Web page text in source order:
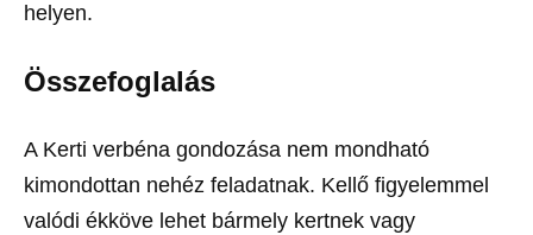
helyen.
Összefoglalás
A Kerti verbéna gondozása nem mondható
kimondottan nehéz feladatnak. Kellő figyelemmel
valódi ékköve lehet bármely kertnek vagy